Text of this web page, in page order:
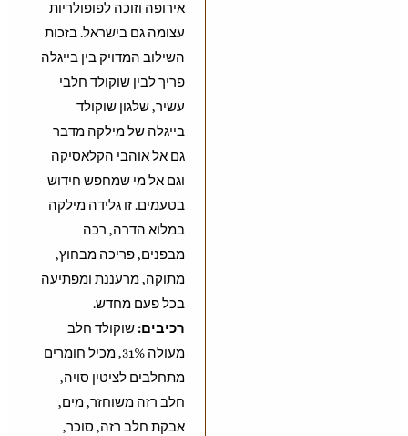
אירופה וזוכה לפופולריות
עצומה גם בישראל. בזכות
השילוב המדויק בין בייגלה
פריך לבין שוקולד חלבי
עשיר, שלגון שוקולד
בייגלה של מילקה מדבר
גם אל אוהבי הקלאסיקה
וגם אל מי שמחפש חידוש
בטעמים. זו גלידה מילקה
במלוא הדרה, רכה
מבפנים, פריכה מבחוץ,
מתוקה, מרעננת ומפתיעה
בכל פעם מחדש.
רכיבים:שוקולד חלב
מעולה 31%, מכיל חומרים
מתחלבים לציטין סויה,
חלב רזה משוחזר, מים,
אבקת חלב רזה, סוכר,